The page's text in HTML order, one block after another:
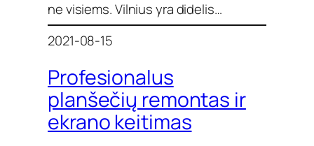
ne visiems. Vilnius yra didelis…
2021-08-15
Profesionalus
planšečių remontas ir
ekrano keitimas